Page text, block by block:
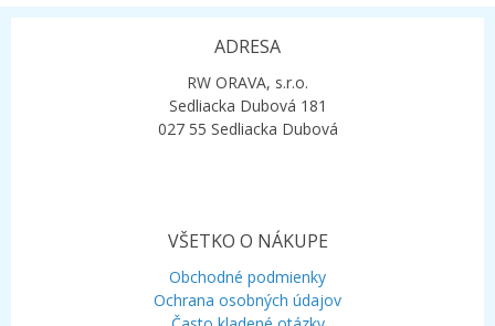
ADRESA
RW ORAVA, s.r.o.
Sedliacka Dubová 181
027 55 Sedliacka Dubová
VŠETKO O NÁKUPE
Obchodné podmienky
Ochrana osobných údajov